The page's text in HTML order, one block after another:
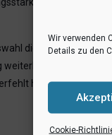
Wir verwenden
Details zu den
Cookie-
die Beziehung
zu fühlen
haben, die Fans